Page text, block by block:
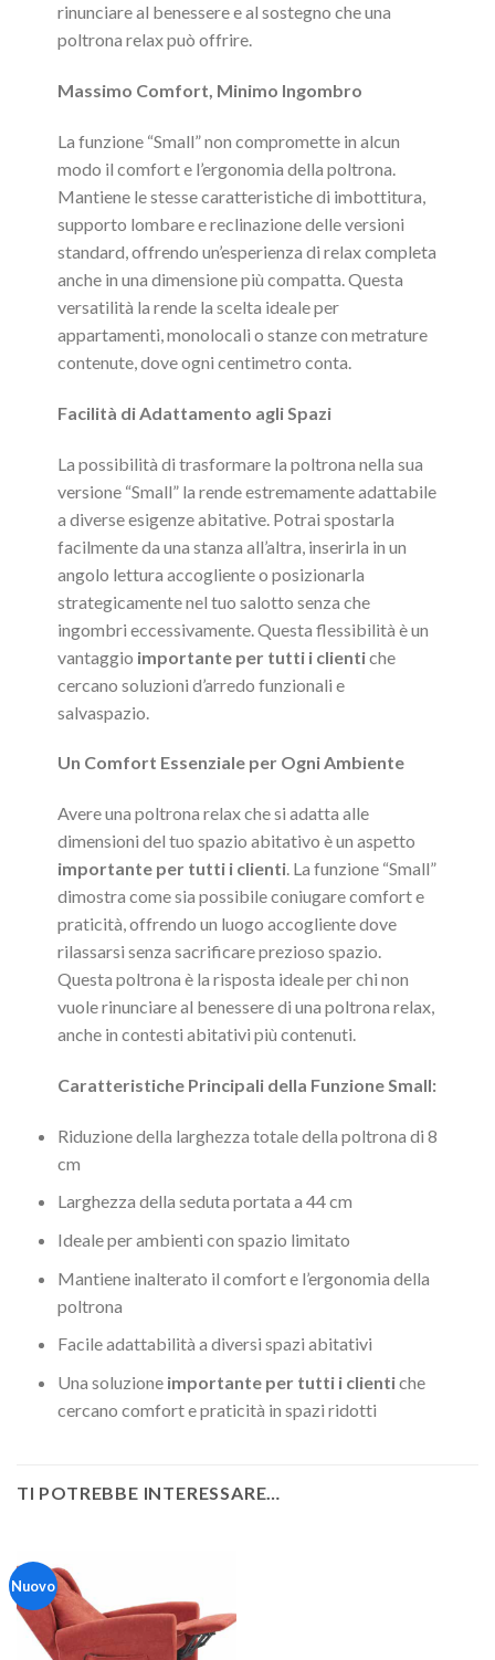
rinunciare al benessere e al sostegno che una
poltrona relax può offrire.
Massimo Comfort, Minimo Ingombro
La funzione “Small” non compromette in alcun
modo il comfort e l’ergonomia della poltrona.
Mantiene le stesse caratteristiche di imbottitura,
supporto lombare e reclinazione delle versioni
standard, offrendo un’esperienza di relax completa
anche in una dimensione più compatta. Questa
versatilità la rende la scelta ideale per
appartamenti, monolocali o stanze con metrature
contenute, dove ogni centimetro conta.
Facilità di Adattamento agli Spazi
La possibilità di trasformare la poltrona nella sua
versione “Small” la rende estremamente adattabile
a diverse esigenze abitative. Potrai spostarla
facilmente da una stanza all’altra, inserirla in un
angolo lettura accogliente o posizionarla
strategicamente nel tuo salotto senza che
ingombri eccessivamente. Questa flessibilità è un
vantaggio importante per tutti i clientiche
cercano soluzioni d’arredo funzionali e
salvaspazio.
Un Comfort Essenziale per Ogni Ambiente
Avere una poltrona relax che si adatta alle
dimensioni del tuo spazio abitativo è un aspetto
importante per tutti i clienti. La funzione “Small”
dimostra come sia possibile coniugare comfort e
praticità, offrendo un luogo accogliente dove
rilassarsi senza sacrificare prezioso spazio.
Questa poltrona è la risposta ideale per chi non
vuole rinunciare al benessere di una poltrona relax,
anche in contesti abitativi più contenuti.
Caratteristiche Principali della Funzione Small:
Riduzione della larghezza totale della poltrona di 8
cm
Larghezza della seduta portata a 44 cm
Ideale per ambienti con spazio limitato
Mantiene inalterato il comfort e l’ergonomia della
poltrona
Facile adattabilità a diversi spazi abitativi
Una soluzione importante per tutti i clientiche
cercano comfort e praticità in spazi ridotti
TI POTREBBE INTERESSARE…
Nuovo